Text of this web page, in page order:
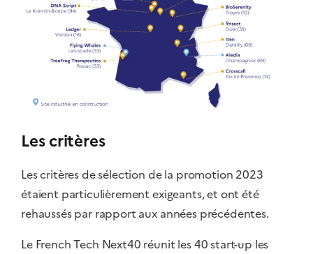
Les critères
Les critères de sélection de la promotion 2023
étaient particulièrement exigeants, et ont été
rehaussés par rapport aux années précédentes.
Le French Tech Next40 réunit les 40 start-up les